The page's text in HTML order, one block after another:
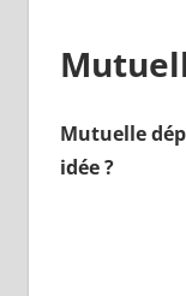
Mutuelle
idée ?